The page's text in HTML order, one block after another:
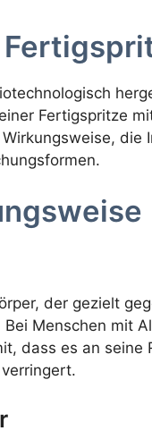
Fertigspritze
der gezielt
Menschen mit
dass es an